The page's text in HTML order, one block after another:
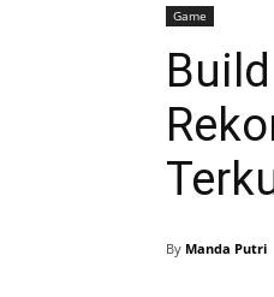
Game
By Manda Putri